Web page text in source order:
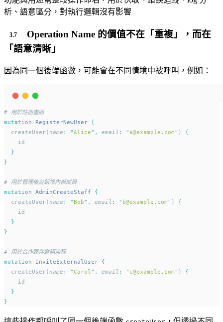
析、語意區分，對執行邏輯沒有影響
Operation Name 的價值不在「重複」，而在
「語意清晰」
因為同一個後端函數，可能會在不同情境中被呼叫，例如：
# 用於註冊畫面
mutation RegisterNewUser {
  createUser(
name : "Alice" , email : "a@example.com" ) {
    id
}
}
# 用於管理後台新增內部成員
mutation AdminCreateStaff
{
  createUser(
name : " Bob" , email : " b@example.com" ) {
    id
}
}
# 用於合作夥伴邀請流程
mutation
InviteExternalUser {
  createUser(
name : "Carol" , email : " c@example.com" ) {
    id
}
}